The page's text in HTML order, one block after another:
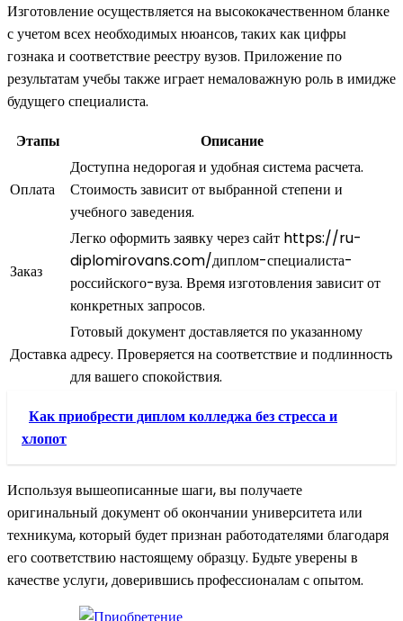
Изготовление осуществляется на высококачественном бланке
с учетом всех необходимых нюансов, таких как цифры
гознака и соответствие реестру вузов. Приложение по
результатам учебы также играет немаловажную роль в имидже
будущего специалиста.
Этапы
Описание
Оплата
Доступна недорогая и удобная система расчета.
Стоимость зависит от выбранной степени и
учебного заведения.
Заказ
Легко оформить заявку через сайт https://ru-
diplomirovans.com/диплом-специалиста-
российского-вуза. Время изготовления зависит от
конкретных запросов.
Доставка
Готовый документ доставляется по указанному
адресу. Проверяется на соответствие и подлинность
для вашего спокойствия.
Как приобрести диплом колледжа без стресса и
хлопот
Используя вышеописанные шаги, вы получаете
оригинальный документ об окончании университета или
техникума, который будет признан работодателями благодаря
его соответствию настоящему образцу. Будьте уверены в
качестве услуги, доверившись профессионалам с опытом.